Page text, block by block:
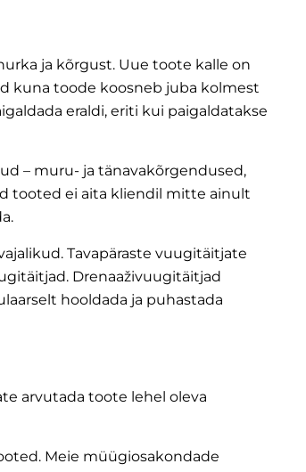
ja kõrgust. Uue toote kalle on
kuna toode koosneb juba kolmest
eraldi, eriti kui paigaldatakse
– muru- ja tänavakõrgendused,
tooted ei aita kliendil mitte ainult
Tavapäraste vuugitäitjate
Drenaaživuugitäitjad
hooldada ja puhastada
arvutada toote lehel oleva
Meie müügiosakondade